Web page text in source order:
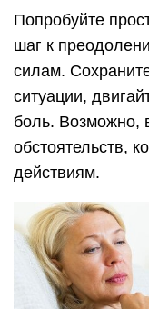
Попробуйте
шаг к
силам.
ситуации,
боль. Возможно,
обстоятельств,
действиям.